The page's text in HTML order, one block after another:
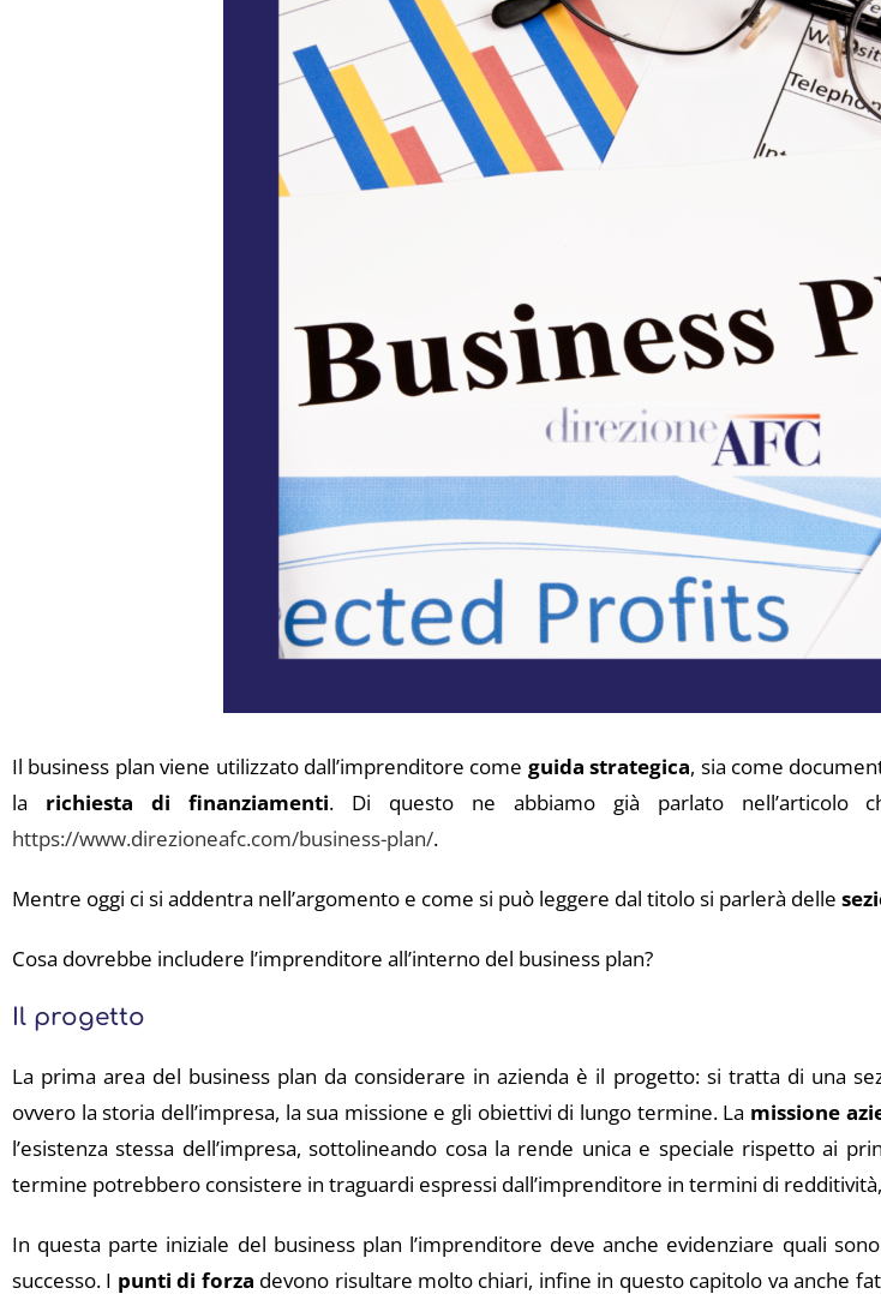
Il business plan viene utilizzato dall’imprenditore come guida strategica, sia come
la richiesta di finanziamenti. Di questo ne abbiamo già parlato
https://www.direzioneafc.com/business-plan/.
Mentre oggi ci si addentra nell’argomento e come si può leggere dal titolo si parlerà delle
Cosa dovrebbe includere l’imprenditore all’interno del business plan?
Il progetto
La prima area del business plan da considerare in azienda è il progetto: si tratta di una
ovvero la storia dell’impresa, la sua missione e gli obiettivi di lungo termine. La missione
l’esistenza stessa dell’impresa, sottolineando cosa la rende unica e speciale rispetto ai
termine potrebbero consistere in traguardi espressi dall’imprenditore in termini di
In questa parte iniziale del business plan l’imprenditore deve anche evidenziare quali
successo. I punti di forza devono risultare molto chiari, infine in questo capitolo va anche